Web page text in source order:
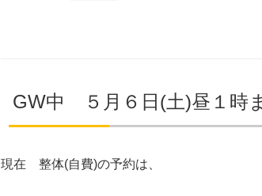
GW中 ５月６日(土)昼１時
現在 整体(自費)の予約は、